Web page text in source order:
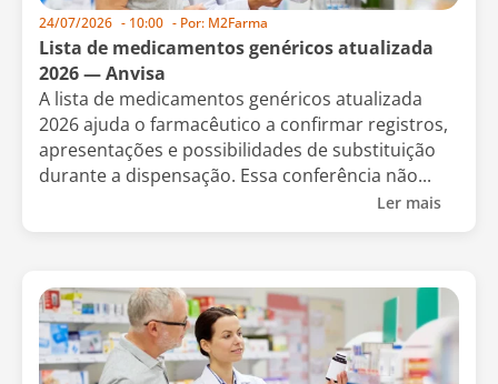
24/07/2026 - 10:00 - Por: M2Farma
Lista de medicamentos genéricos atualizada
2026 — Anvisa
A lista de medicamentos genéricos atualizada
2026 ajuda o farmacêutico a confirmar registros,
apresentações e possibilidades de substituição
durante a dispensação. Essa conferência não...
Ler mais